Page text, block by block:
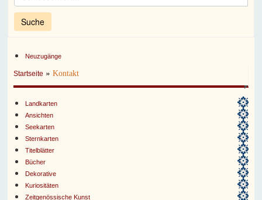
Neuzugänge
Startseite »Kontakt
Landkarten
Ansichten
Seekarten
Sternkarten
Titelblätter
Bücher
Dekorative
Kuriositäten
Zeitgenössische Kunst